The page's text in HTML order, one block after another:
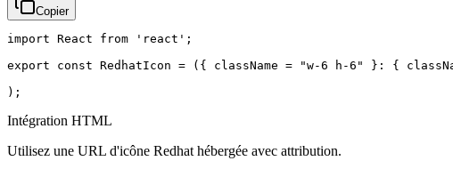
Copier
import React from 'react';
export const RedhatIcon = ({ className = "w-6 h-6" }: {
);
Intégration HTML
Utilisez une URL d'icône Redhat hébergée avec attribution.